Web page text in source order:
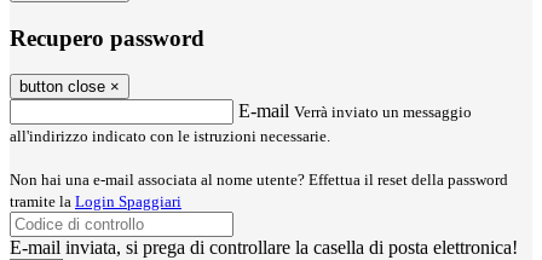
Recupero password
button close ×
E-mail Verrà inviato un messaggio
all'indirizzo indicato con le istruzioni necessarie.
Non hai una e-mail associata al nome utente? Effettua il reset della password
tramite la Login Spaggiari
E-mail inviata, si prega di controllare la casella di posta elettronica!